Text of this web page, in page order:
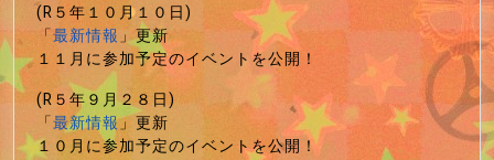
(R５年１０月１０日)
「最新情報」更新
１１月に参加予定のイベントを公開！
(R５年９月２８日)
「最新情報」更新
１０月に参加予定のイベントを公開！